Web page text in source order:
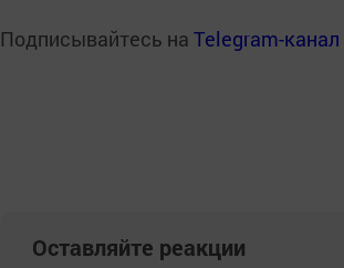
Подписывайтесь на Telegram-канал
Оставляйте реакции